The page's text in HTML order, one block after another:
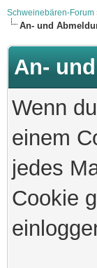
Schweinebären-Forum
An- und
An-
Wenn
einem
jedes
Cookie